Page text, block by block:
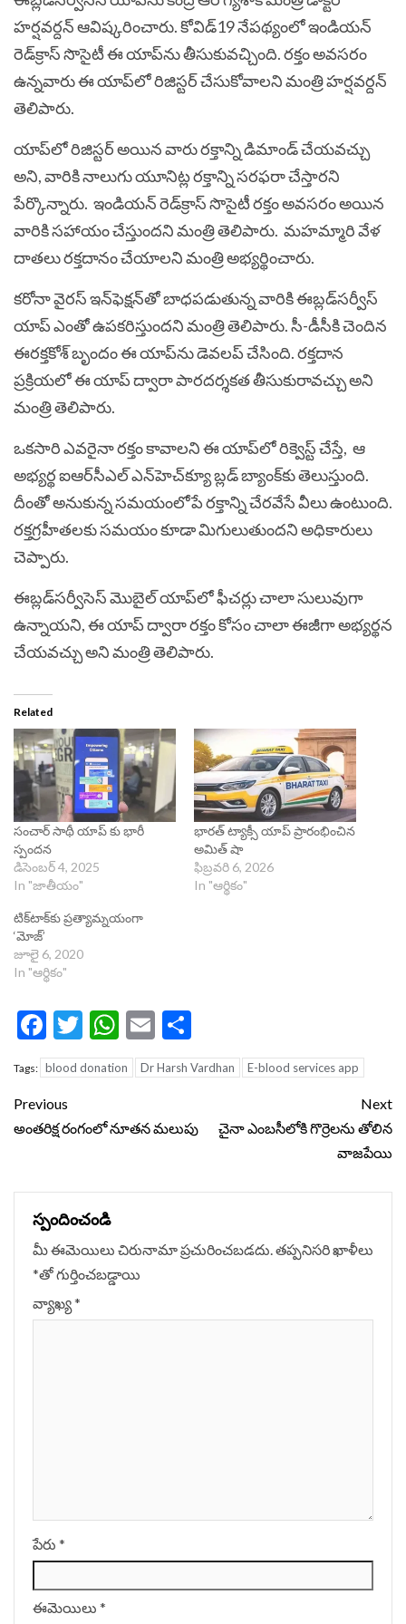
హ‌ర్ష‌వ‌ర్ద‌న్ ఆవిష్క‌రించారు. కోవిడ్‌19 నేప‌థ్యంలో ఇండియ‌న్
రెడ్‌క్రాస్ సొసైటీ ఈ యాప్‌ను తీసుకువ‌చ్చింది. ర‌క్తం అవ‌స‌రం
ఉన్న‌వారు ఈ యాప్‌లో రిజిస్ట‌ర్ చేసుకోవాల‌ని మంత్రి హ‌ర్ష‌వ‌ర్ద‌న్
తెలిపారు.
యాప్‌లో రిజిస్ట‌ర్ అయిన వారు ర‌క్తాన్ని డిమాండ్ చేయ‌వచ్చు
అని, వారికి నాలుగు యూనిట్ల ర‌క్తాన్ని స‌ర‌ఫ‌రా చేస్తార‌ని
పేర్కొన్నారు. ఇండియ‌న్ రెడ్‌క్రాస్ సొసైటీ ర‌క్తం అవ‌స‌రం అయిన
వారికి స‌హాయం చేస్తుంద‌ని మంత్రి తెలిపారు. మ‌హ‌మ్మారి వేళ
దాతలు ర‌క్త‌దానం చేయాల‌ని మంత్రి అభ్య‌ర్థించారు.
క‌రోనా వైర‌స్ ఇన్‌ఫెక్ష‌న్‌తో బాధ‌ప‌డుతున్న వారికి ఈబ్ల‌డ్‌స‌ర్వీస్
యాప్ ఎంతో ఉప‌క‌రిస్తుంద‌ని మంత్రి తెలిపారు. సీ-డీసీకి చెందిన
ఈర‌క్త‌కోశ్ బృందం ఈ యాప్‌ను డెవ‌ల‌ప్ చేసింది. ర‌క్త‌దాన
ప్ర‌క్రియ‌లో ఈ యాప్ ద్వారా పార‌దర్శ‌క‌త తీసుకురావ‌చ్చు అని
మంత్రి తెలిపారు.
ఒక‌సారి ఎవ‌రైనా ర‌క్తం కావాల‌ని ఈ యాప్‌లో రిక్వెస్ట్ చేస్తే, ఆ
అభ్య‌ర్థ ఐఆర్‌సీఎల్ ఎన్‌హెచ్‌క్యూ బ్ల‌డ్ బ్యాంక్‌కు తెలుస్తుంది.
దీంతో అనుకున్న స‌మ‌యంలోపే ర‌క్తాన్ని చేరవేసే వీలు ఉంటుంది.
ర‌క్త‌గ్రహీత‌ల‌కు స‌మ‌యం కూడా మిగులుతుంద‌ని అధికారులు
చెప్పారు.
ఈబ్ల‌డ్‌స‌ర్వీసెస్ మొబైల్ యాప్‌లో ఫీచ‌ర్లు చాలా సులువుగా
ఉన్నాయ‌ని, ఈ యాప్ ద్వారా ర‌క్తం కోసం చాలా ఈజీగా అభ్య‌ర్థ‌న
చేయ‌వచ్చు అని మంత్రి తెలిపారు.
Related
సంచార్‌ సాథీ యాప్‌ కు భారీ
స్పందన
డిసెంబర్ 4, 2025
In "జాతీయం"
భారత్ ట్యాక్సీ యాప్ ప్రారంభించిన
అమిత్ షా
ఫిబ్రవరి 6, 2026
In "ఆర్థికం"
టిక్‌టాక్‌కు ప్రత్యామ్నయంగా
‘మోజ్’
జూలై 6, 2020
In "ఆర్థికం"
Facebook
Twitter
WhatsApp
Email
Tags: blood donation Dr Harsh Vardhan E-blood services app
Continue
Reading
Previous
అంతరిక్ష రంగంలో నూతన మలుపు
Next
చైనా ఎంబసీలోకి గొర్రెలను తోలిన
వాజపేయి
స్పందించండి
మీ ఈమెయిలు చిరునామా ప్రచురించబడదు. తప్పనిసరి ఖాళీలు
*‌తో గుర్తించబడ్డాయి
వ్యాఖ్య*
పేరు *
ఈమెయిలు *